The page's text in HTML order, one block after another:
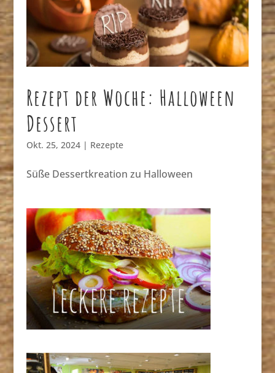
Rezept der Woche: Halloween
Dessert
Okt. 25, 2024| Rezepte
Süße Dessertkreation zu Halloween